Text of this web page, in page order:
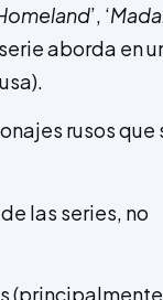
’, ‘
aborda en
rusos que
las series, no
(principalmente